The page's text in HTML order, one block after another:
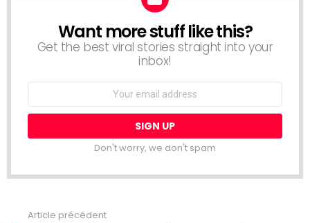
NEWSLETTER
Want more stuff like this?
Get the best viral stories straight into your
inbox!
Don't worry, we don't spam
Article précédent